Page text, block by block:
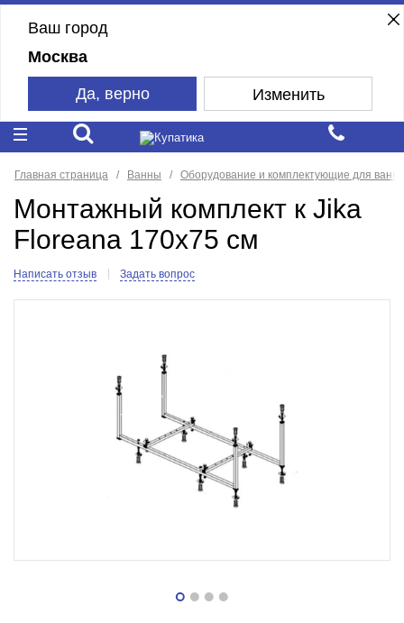
Ваш город
Москва
Да, верно Изменить
Главная страница Ванны Оборудование и комплектующие для ванн
Монтажный комплект к Jika
Floreana 170x75 см
Написать отзыв Задать вопрос